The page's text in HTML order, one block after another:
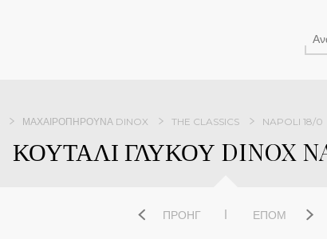
ΜΑΧΑΙΡΟΠΉΡΟΥΝΑ DINOX THE CLASSICS NAPOLI 18/0
ΚΟΥΤΑΛΙ ΓΛΥΚΟΥ DINOX
ΠΡΟΗΓ ΕΠΌΜ